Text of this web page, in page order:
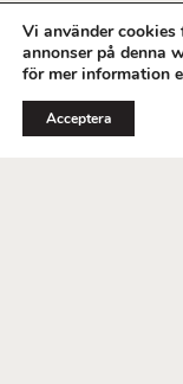
Vi använder
annonser på denna
för mer information
Acceptera